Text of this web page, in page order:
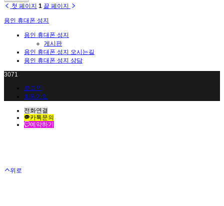
첫 페이지 1 끝 페이지
용인 휴대폰 성지
용인 휴대폰 성지
게시판
용인 휴대폰 성지 오시는길
용인 휴대폰 성지 상담
3071
로그인
회원가입
전화연결
카톡문의
예약하기
위로